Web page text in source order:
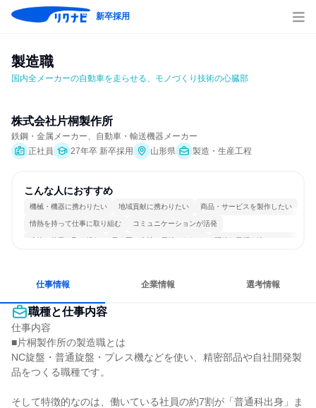
新卒採用
製造職
国内全メーカーの自動車を走らせる、モノづくり技術の心臓部
株式会社片桐製作所
鉄鋼・金属メーカー、自動車・輸送機器メーカー
正社員
27年卒 新卒採用 山形県 製造・生産工程
こんな人におすすめ
機械・機器に携わりたい 地域貢献に携わりたい 商品・サービスを製作したい
情熱を持って仕事に取り組む コミュニケーションが活発
冷静に仕事に取り組む 長く同じ会社に居続けられる 明確な目標を追いかける
仕事情報 企業情報 選考情報
職種と仕事内容
仕事内容
■片桐製作所の製造職とは
NC旋盤・普通旋盤・プレス機などを使い、精密部品や自社開発製
品をつくる職種です。
そして特徴的なのは、働いている社員の約7割が「普通科出身」ま